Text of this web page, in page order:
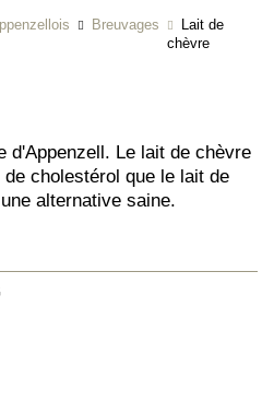
Breuvages
Lait de
chèvre
d'Appenzell. Le lait de chèvre
cholestérol que le lait de
alternative saine.